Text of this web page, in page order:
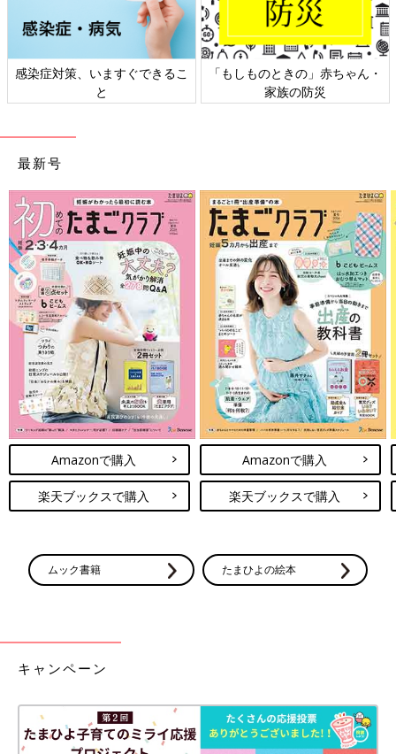
感染症対策、いますぐできるこ
と
「もしものときの」赤ちゃん・
家族の防災
最新号
Amazonで購入
楽天ブックスで購入
Amazonで購入
楽天ブックスで購入
ムック書籍 たまひよの絵本
キャンペーン